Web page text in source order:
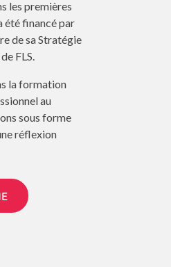
les premières
été financé par
de sa Stratégie
FLS.
la formation
au
sous forme
réflexion